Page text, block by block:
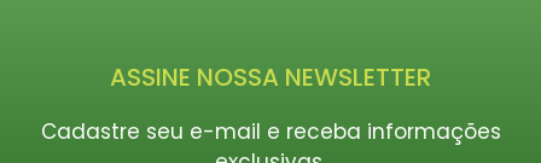
ASSINE NOSSA NEWSLETTER
Cadastre seu e-mail e receba informações